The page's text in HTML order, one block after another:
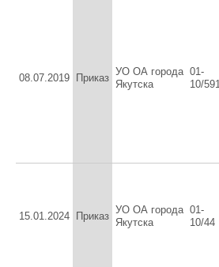
08.07.2019 Приказ
УО ОА города
Якутска
01-
10/591
15.01.2024 Приказ
УО ОА города
Якутска
01-
10/44